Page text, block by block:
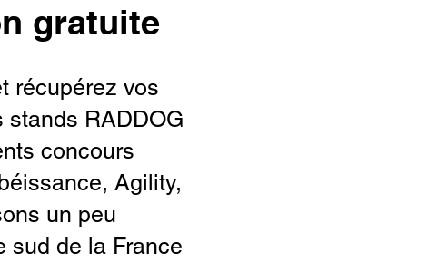
gratuite
récupérez vos
stands RADDOG
concours
Agility,
un peu
sud de la France